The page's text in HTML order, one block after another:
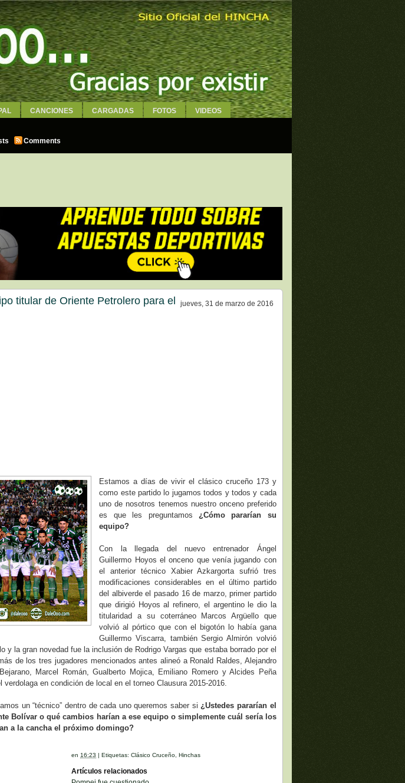
CANCIONES CARGADAS FOTOS VIDEOS
Comments
jueves, 31 de marzo de 2016
titular de Oriente Petrolero para el
Estamos a días de vivir el clásico cruceño 173 y
como este partido lo jugamos todos y todos y cada
uno de nosotros tenemos nuestro onceno preferido
es que les preguntamos ¿Cómo pararían su
equipo?
Con la llegada del nuevo entrenador Ángel
Guillermo Hoyos el onceno que venía jugando con
el anterior técnico Xabier Azkargorta sufrió tres
modificaciones considerables en el último partido
del albiverde el pasado 16 de marzo, primer partido
que dirigió Hoyos al refinero, el argentino le dio la
titularidad a su coterráneo Marcos Argüello que
volvió al pórtico que con el bigotón lo había gana
Guillermo Viscarra, también Sergio Almirón volvió
y la gran novedad fue la inclusión de Rodrigo Vargas que estaba borrado por el
de los tres jugadores mencionados antes alineó a Ronald Raldes, Alejandro
Marcel Román, Gualberto Mojica, Emiliano Romero y Alcides Peña
en condición de local en el torneo Clausura 2015-2016.
un “técnico” dentro de cada uno queremos saber si ¿Ustedes pararían el
Bolívar o qué cambios harían a ese equipo o simplemente cuál sería los
a la cancha el próximo domingo?
en 16:23 |Etiquetas:Clásico Cruceño ,Hinchas
Artículos relacionados